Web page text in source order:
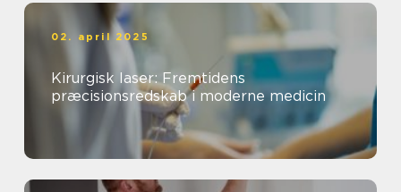
02. april 2025
Kirurgisk laser: Fremtidens
præcisionsredskab i moderne medicin